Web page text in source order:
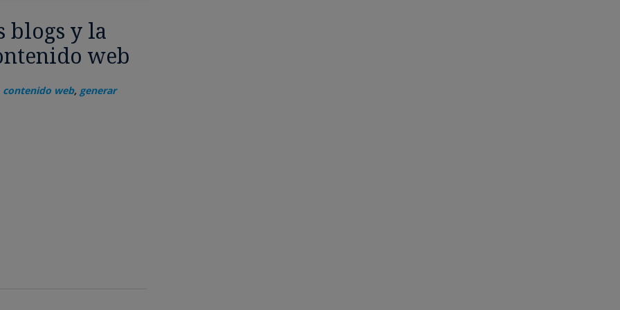
blogs y la
web
contenido web, generar